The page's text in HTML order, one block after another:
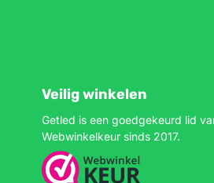
Veilig winkelen
Getled is een goedgekeurd lid
Webwinkelkeur sinds 2017.